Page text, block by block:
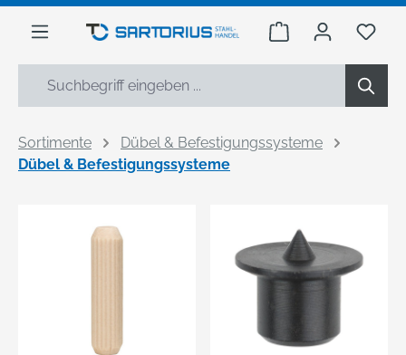
springen
Warenkorb Du
Sortimente
Dübel & Befestigungssysteme
Dübel & Befestigungssysteme